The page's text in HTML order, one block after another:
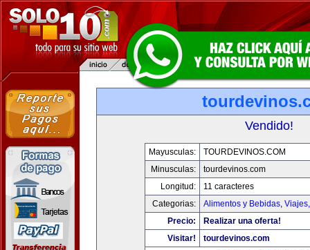
Vendido!
Mayusculas:
TOURDEVINOS.COM
Minusculas:
tourdevinos.com
Longitud:
11 caracteres
Categorias:
Alimentos y Bebidas,
Precio:
Realizar una oferta!
Visitar!
tourdevinos.com